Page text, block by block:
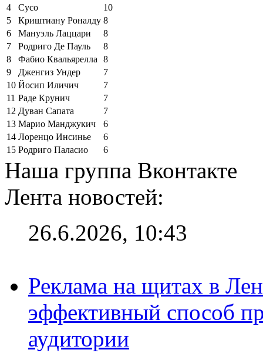
4
Сусо
10
5
Криштиану Роналду 8
6
Мануэль Лаццари
8
7
Родриго Де Пауль
8
8
Фабио Квальярелла
8
9
Дженгиз Ундер
7
10 Йосип Иличич
7
11 Раде Крунич
7
12 Дуван Сапата
7
13 Марио Манджукич
6
14 Лоренцо Инсинье
6
15 Родриго Паласио 6
Наша группа Вконтакте
Лента новостей:
26.6.2026, 10:43
Реклама на щитах в
эффективный способ
аудитории